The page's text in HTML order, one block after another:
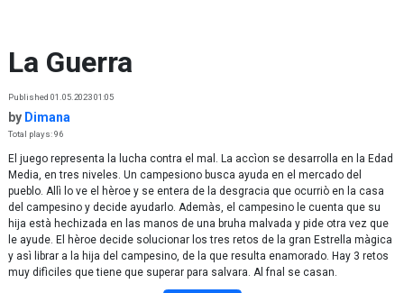
La Guerra
Published 01.05.2023 01:05
by Dimana
Total plays: 96
El juego representa la lucha contra el mal. La accìon se desarrolla en la Edad
Media, en tres niveles. Un campesiono busca ayuda en el mercado del
pueblo. Allì lo ve el hèroe y se entera de la desgracia que ocurriò en la casa
del campesino y decide ayudarlo. Ademàs, el campesino le cuenta que su
hija està hechizada en las manos de una bruha malvada y pide otra vez que
le ayude. El hèroe decide solucionar los tres retos de la gran Estrella màgica
y asì librar a la hija del campesino, de la que resulta enamorado. Hay 3 retos
muy difìciles que tiene que superar para salvara. Al fnal se casan.